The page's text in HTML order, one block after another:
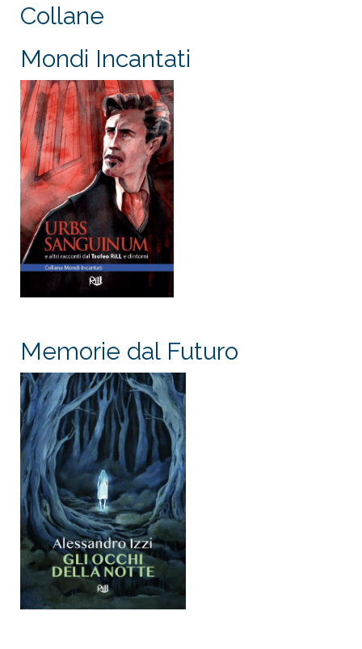
Collane
Mondi Incantati
Memorie dal Futuro